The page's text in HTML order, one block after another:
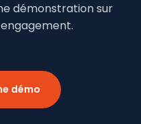
démonstration sur
démo